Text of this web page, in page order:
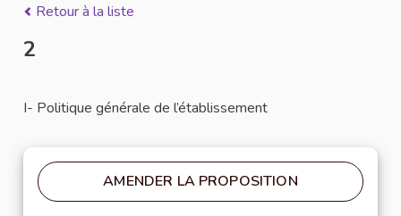
Retour à la liste
2
I- Politique générale de l’établissement
AMENDER LA PROPOSITION